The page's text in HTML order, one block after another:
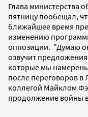
Глава министерства
пятницу пообещал,
ближайшее время
изменению
оппозиции. "Думаю
озвучит
которые мы
после переговоров
коллегой Майклом
продолжение войны